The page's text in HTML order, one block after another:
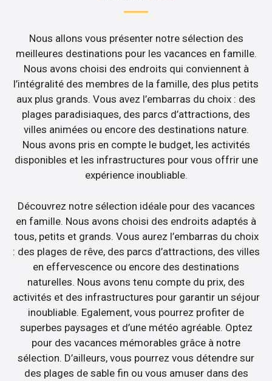
Nous allons vous présenter notre sélection des
meilleures destinations pour les vacances en famille.
Nous avons choisi des endroits qui conviennent à
l’intégralité des membres de la famille, des plus petits
aux plus grands. Vous avez l’embarras du choix : des
plages paradisiaques, des parcs d’attractions, des
villes animées ou encore des destinations nature.
Nous avons pris en compte le budget, les activités
disponibles et les infrastructures pour vous offrir une
expérience inoubliable.
Découvrez notre sélection idéale pour des vacances
en famille. Nous avons choisi des endroits adaptés à
tous, petits et grands. Vous aurez l’embarras du choix
: des plages de rêve, des parcs d’attractions, des villes
en effervescence ou encore des destinations
naturelles. Nous avons tenu compte du prix, des
activités et des infrastructures pour garantir un séjour
inoubliable. Egalement, vous pourrez profiter de
superbes paysages et d’une météo agréable. Optez
pour des vacances mémorables grâce à notre
sélection. D’ailleurs, vous pourrez vous détendre sur
des plages de sable fin ou vous amuser dans des